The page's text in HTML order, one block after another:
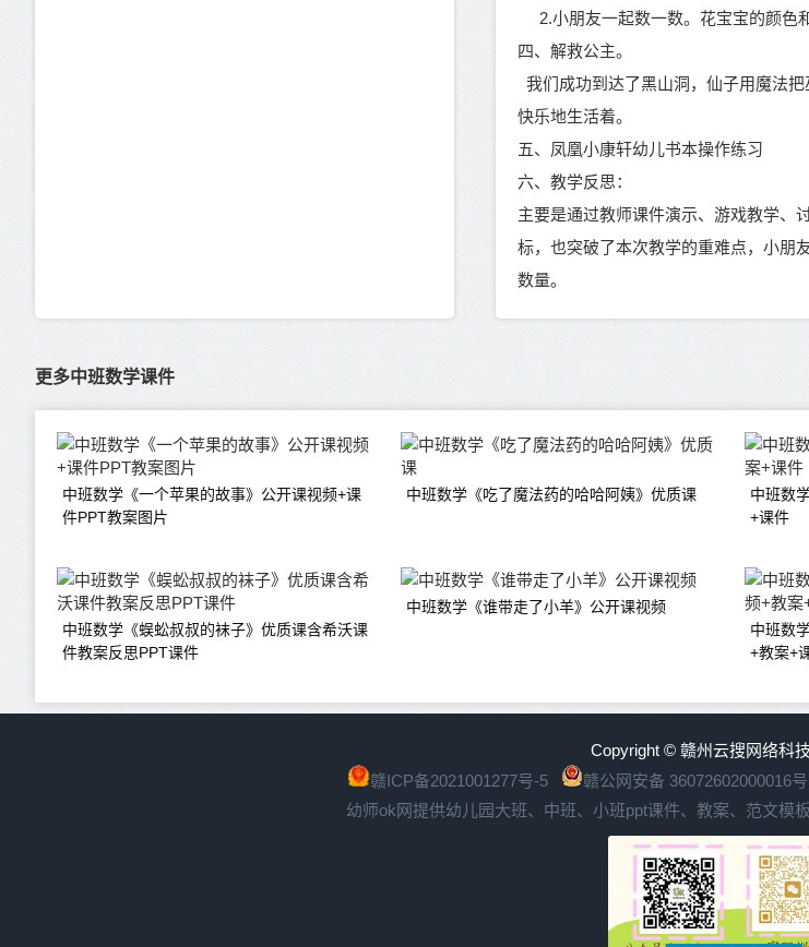
2.小朋友一起数一数。花宝宝的颜色
四、解救公主。
我们成功到达了黑山洞，仙子用魔法
快乐地生活着。
五、凤凰小康轩幼儿书本操作练习
六、教学反思：
主要是通过教师课件演示、游戏教学、
标，也突破了本次教学的重难点，小朋
数量。
更多中班数学课件
中班数学《一个苹果的故事》公开课视频+课
件PPT教案图片
中班数学《吃了魔法药的哈哈阿姨》优质课
中班数
+课件
中班数学《蜈蚣叔叔的袜子》优质课含希沃课
件教案反思PPT课件
中班数学《谁带走了小羊》公开课视频
中班数
+教案+
Copyright © 赣州云搜网络科
赣ICP备2021001277号-5
赣公网安备 36072602000016号
幼师ok网提供幼儿园大班、中班、小班ppt课件、教案、范文模